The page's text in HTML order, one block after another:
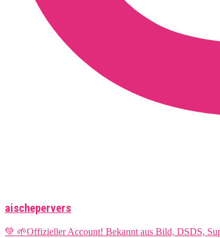
aischepervers
💚 🌱Offizieller Account! Bekannt aus Bild, DSDS,